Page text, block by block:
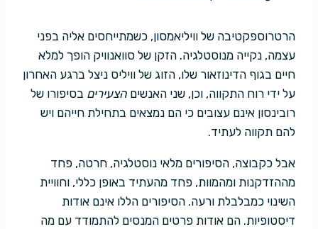
הרטרוספקטיבה של וויליאמסון, כשמתייחסים אליה בפני
עצמה, נקייה מנוסטלגיה. הזקן של סוואנוויק הופך למלא
חיים בגוף הדינוזאור שלו, הזוג של וויליס ניצל ברגע האחרון
על ידי רוח התקווה, וכן, שני האנשים הצעירים בסיפורו של
רובינסון אינם עצובים כי הם נמצאים בתחילת חייהם ויש
להם תקווה לעתיד.
אבל כקבוצה, הסיפורים מלאי נוסטלגיה, חרטה, פחד
מההזדקנות ומהמוות, פחד מהעתיד באופן כללי, וחוויית
השינוי כמבלבלת ורעה. הסיפורים הללו אינם אודות
דיסטופיות. הם אודות פרטים המנסים להתמודד עם מה